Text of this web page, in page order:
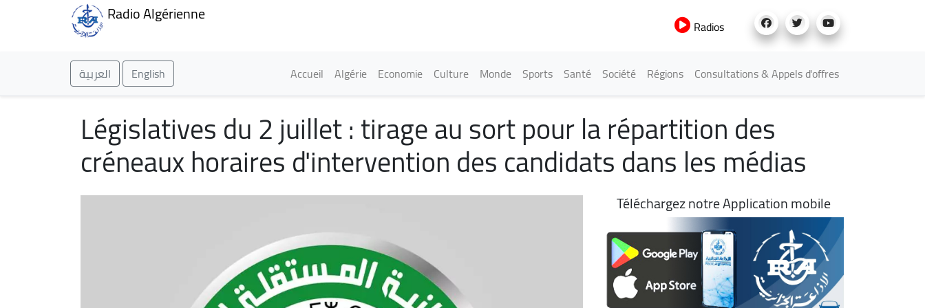
Radio Algérienne
Radios
العربية English Main navigation
Accueil Algérie Economie Culture Monde Sports Santé Société Régions Consultations & Appels d'offres
Législatives du 2 juillet : tirage au sort pour la répartition des
créneaux horaires d'intervention des candidats dans les médias
Téléchargez notre Application mobile